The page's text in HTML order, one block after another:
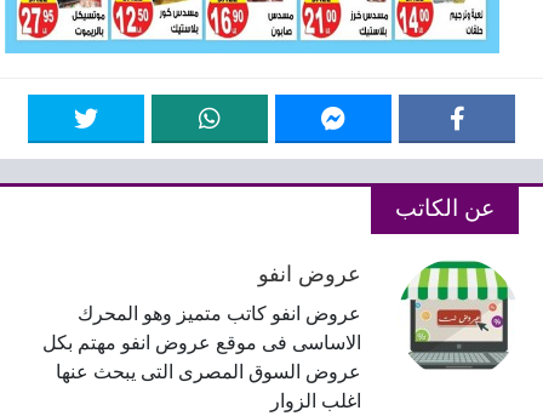
عن الكاتب
عروض انفو
عروض انفو كاتب متميز وهو المحرك
الاساسى فى موقع عروض انفو مهتم بكل
عروض السوق المصرى التى يبحث عنها
اغلب الزوار